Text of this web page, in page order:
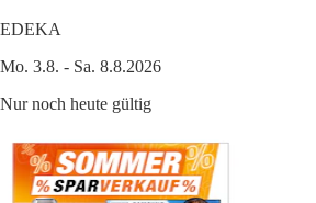
EDEKA
Mo. 3.8. - Sa. 8.8.2026
Nur noch heute gültig